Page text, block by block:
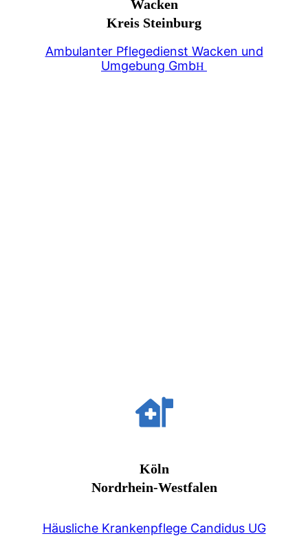
Wacken
Kreis Steinburg
Ambulanter Pflegedienst Wacken und
Umgebung GmbH
Köln
Nordrhein-Westfalen
Häusliche Krankenpflege Candidus UG